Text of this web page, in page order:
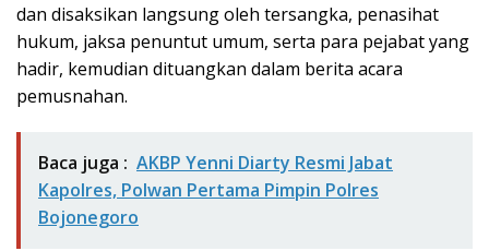
dan disaksikan langsung oleh tersangka, penasihat
hukum, jaksa penuntut umum, serta para pejabat yang
hadir, kemudian dituangkan dalam berita acara
pemusnahan.
Baca juga : AKBP Yenni Diarty Resmi Jabat
Kapolres, Polwan Pertama Pimpin Polres
Bojonegoro